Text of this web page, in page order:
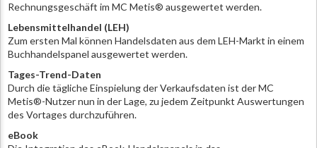
Rechnungsgeschäft im MC Metis® ausgewertet werden.
Lebensmittelhandel (LEH)
Zum ersten Mal können Handelsdaten aus dem LEH-Markt in einem
Buchhandelspanel ausgewertet werden.
Tages-Trend-Daten
Durch die tägliche Einspielung der Verkaufsdaten ist der MC
Metis®-Nutzer nun in der Lage, zu jedem Zeitpunkt Auswertungen
des Vortages durchzuführen.
eBook